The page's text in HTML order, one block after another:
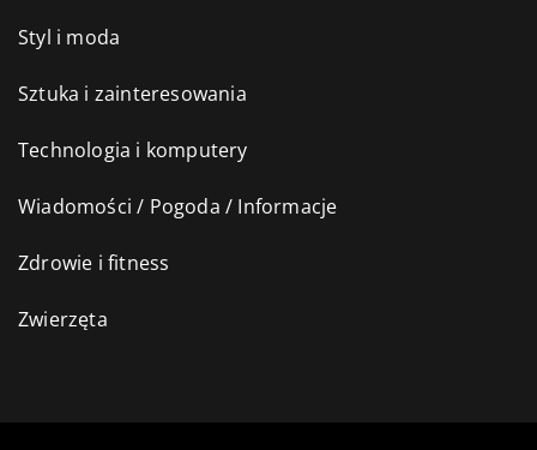
Styl i moda
Sztuka i zainteresowania
Technologia i komputery
Wiadomości / Pogoda / Informacje
Zdrowie i fitness
Zwierzęta